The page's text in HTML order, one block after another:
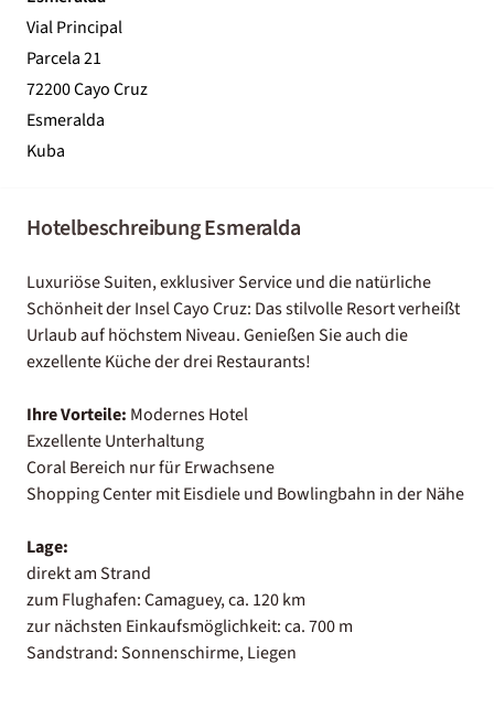
Vial Principal
Parcela 21
72200 Cayo Cruz
Esmeralda
Kuba
Hotelbeschreibung Esmeralda
Luxuriöse Suiten, exklusiver Service und die natürliche
Schönheit der Insel Cayo Cruz: Das stilvolle Resort verheißt
Urlaub auf höchstem Niveau. Genießen Sie auch die
exzellente Küche der drei Restaurants!
Ihre Vorteile: Modernes Hotel
Exzellente Unterhaltung
Coral Bereich nur für Erwachsene
Shopping Center mit Eisdiele und Bowlingbahn in der Nähe
Lage:
direkt am Strand
zum Flughafen: Camaguey, ca. 120 km
zur nächsten Einkaufsmöglichkeit: ca. 700 m
Sandstrand: Sonnenschirme, Liegen